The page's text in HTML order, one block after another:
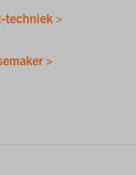
techniek >
>